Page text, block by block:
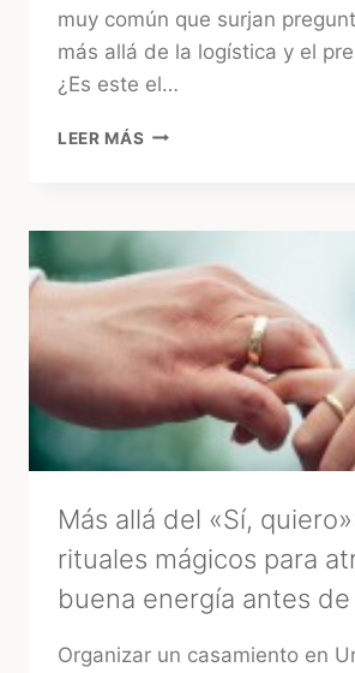
muy común que surjan
más allá de la logística y el
¿Es este el…
LEER MÁS ¿CONSULTAR
DE
BODA?
LA
MIRADA
DE
UNA
EXPERTA
–
Más allá del «Sí,
rituales mágicos para
buena energía antes
Organizar un casamiento en